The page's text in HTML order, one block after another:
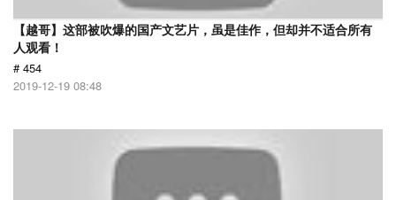
【越哥】这部被吹爆的国产文艺片，虽是佳作，但却并不适合所有
人观看！
# 454
2019-12-19 08:48